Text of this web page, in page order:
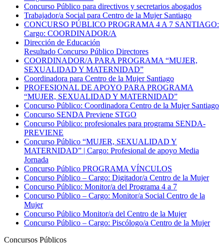
Concurso Público para directivos y secretarios abogados
Trabajador/a Social para Centro de la Mujer Santiago
CONCURSO PÚBLICO PROGRAMA 4 A 7 SANTIAGO:
Cargo: COORDINADOR/A
Dirección de Educación
Resultado Concurso Público Directores
COORDINADOR/A PARA PROGRAMA “MUJER,
SEXUALIDAD Y MATERNIDAD”
Coordinadora para Centro de la Mujer Santiago
PROFESIONAL DE APOYO PARA PROGRAMA
“MUJER, SEXUALIDAD Y MATERNIDAD”
Concurso Público: Coordinadora Centro de la Mujer Santiago
Concurso SENDA Previene STGO
Concurso Público: profesionales para programa SENDA-
PREVIENE
Concurso Público “MUJER, SEXUALIDAD Y
MATERNIDAD” | Cargo: Profesional de apoyo Media
Jornada
Concurso Público PROGRAMA VÍNCULOS
Concurso Público – Cargo: Digitador/a Centro de la Mujer
Concurso Público: Monitor/a del Programa 4 a 7
Concurso Público – Cargo: Monitor/a Social Centro de la
Mujer
Concurso Público Monitor/a del Centro de la Mujer
Concurso Público – Cargo: Piscólogo/a Centro de la Mujer
Concursos Públicos